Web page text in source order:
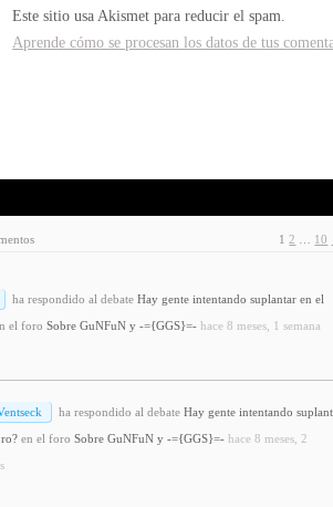
Este sitio usa Akismet para reducir el spam.
Aprende cómo se procesan los datos de tus
1 2 10
ha respondido al debate Hay gente intentando suplantar en el
el foro Sobre GuNFuN y -={GGS}=- hace 8 meses, 1 semana
ha respondido al debate Hay gente intentando
en el foro Sobre GuNFuN y -={GGS}=- hace 8 meses, 2